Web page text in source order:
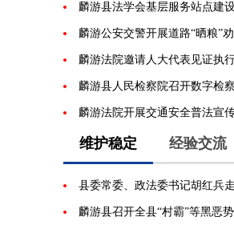
麟游县法学会基层服务站点建
麟游公安交警开展道路“晒粮”
麟游法院邀请人大代表见证执
麟游县人民检察院召开数字检
麟游法院开展交通安全普法宣
维护稳定 经验交流
县委常委、政法委书记胡红兵
麟游县召开全县“村霸”等黑恶